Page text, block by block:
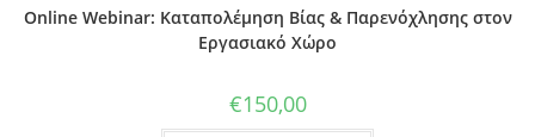
Online Webinar: Καταπολέμηση Βίας & Παρενόχλησης στον
Εργασιακό Χώρο
€150,00